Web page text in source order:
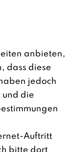
anbieten,
dass diese
jedoch
und die
Auftritt
bitte dort